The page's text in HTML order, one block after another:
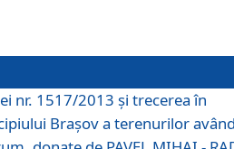
nr. 1517/2013 şi trecerea în
Braşov a terenurilor